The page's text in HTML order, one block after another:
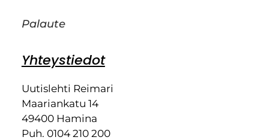
Palaute
Yhteystiedot
Uutislehti Reimari
Maariankatu 14
49400 Hamina
Puh. 0104 210 200